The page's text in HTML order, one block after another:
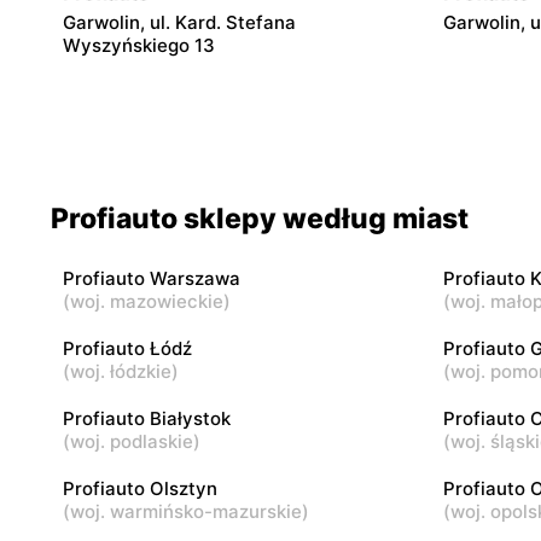
Garwolin, ul. Kard. Stefana
Wyszyńskiego 13
Garwolin,
Opoczno, ul. Inowłodzka 22E Łódź, ul.
Profiauto
Łódź, ul. Obywatelska 103
Profiauto
Końskie,
Profiauto Profiauto
Profiauto sklepy według miast
Profiauto Warszawa
(woj. mazowieckie)
Profiauto
(woj.
Profiauto Łódź
(woj. łódzkie)
Profiauto
(woj.
Profiauto Białystok
(woj. podlaskie)
Profiauto
(woj.
Profiauto Olsztyn
(woj. warmińsko-mazurskie)
Profiauto
(woj.